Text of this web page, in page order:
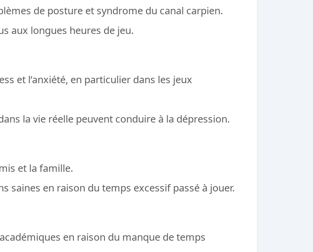
de posture et syndrome du canal carpien.
aux longues heures de jeu.
et l’anxiété, en particulier dans les jeux
la vie réelle peuvent conduire à la dépression.
et la famille.
saines en raison du temps excessif passé à jouer.
en raison du manque de temps